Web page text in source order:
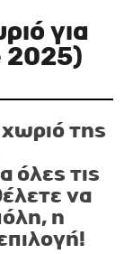
για
2025)
της
όλες τις
να
η